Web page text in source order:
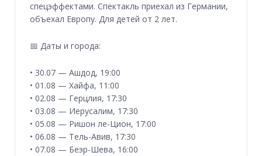
спецэффектами. Спектакль приехал из Германии,
объехал Европу. Для детей от 2 лет.
📅 Даты и города:
• 30.07 — Ашдод, 19:00
• 01.08 — Хайфа, 11:00
• 02.08 — Герцлия, 17:30
• 03.08 — Иерусалим, 17:30
• 05.08 — Ришон ле-Цион, 17:00
• 06.08 — Тель-Авив, 17:30
• 07.08 — Беэр-Шева, 16:00